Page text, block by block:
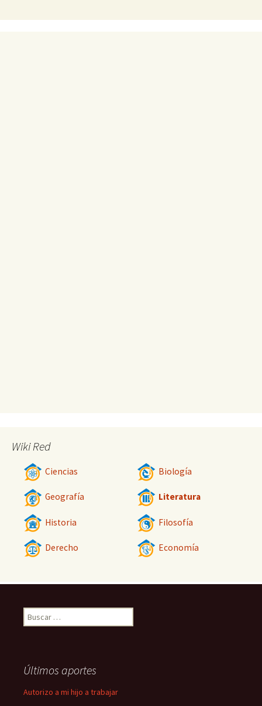
Wiki Red
Ciencias Biología
Geografía Literatura
Historia Filosofía
Derecho Economía
Buscar:
Últimos aportes
Autorizo a mi hijo a trabajar